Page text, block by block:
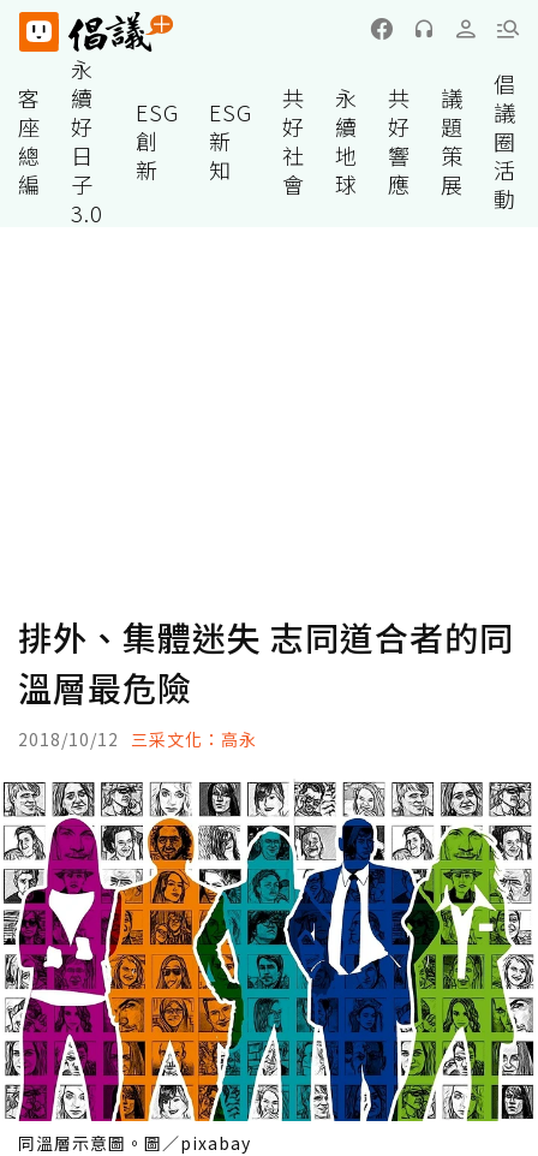
客
座
總
編
永
續
好
日
子
3.0
ESG
創
新
ESG
新
知
共
好
社
會
永
續
地
球
共
好
響
應
議
題
策
展
倡
議
圈
活
動
排外、集體迷失 志同道合者的同
溫層最危險
2018/10/12 三采文化：高永
同溫層示意圖。圖／pixabay